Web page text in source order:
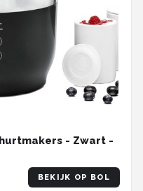
- Zwart -
BEKIJK OP BOL